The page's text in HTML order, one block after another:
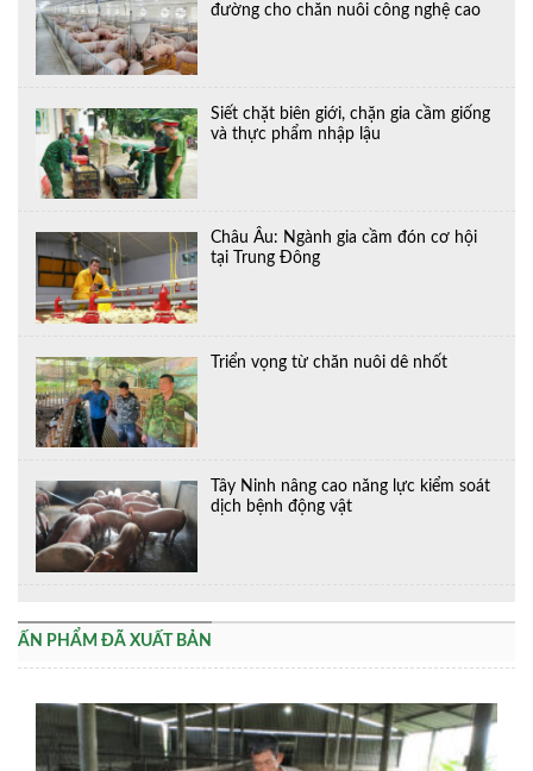
đường cho chăn nuôi công nghệ cao
Siết chặt biên giới, chặn gia cầm giống
và thực phẩm nhập lậu
Châu Âu: Ngành gia cầm đón cơ hội
tại Trung Đông
Triển vọng từ chăn nuôi dê nhốt
Tây Ninh nâng cao năng lực kiểm soát
dịch bệnh động vật
ẤN PHẨM ĐÃ XUẤT BẢN